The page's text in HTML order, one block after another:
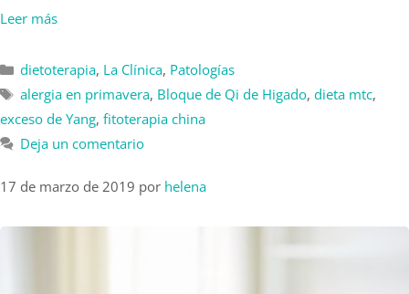
Leer más
dietoterapia, La Clínica, Patologías
alergia en primavera, Bloque de Qi de Higado, dieta mtc,
exceso de Yang, fitoterapia china
Deja un comentario
17 de marzo de 2019 por helena